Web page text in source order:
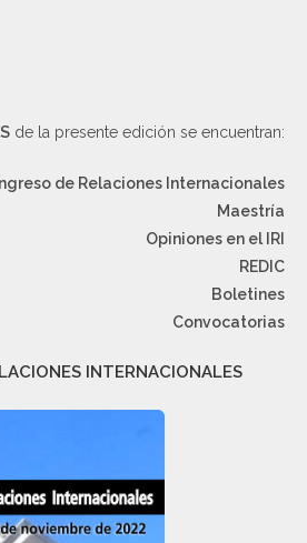
de la presente edición se encuentran:
de Relaciones Internacionales
Maestría
Opiniones en el IRI
REDIC
Boletines
Convocatorias
INTERNACIONALES